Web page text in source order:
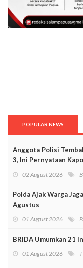
POPULAR NEWS
Anggota Polisi
3, Ini Pernyataan
02 August 2026
Polda Ajak Warga
Agustus
01 August 2026
BRIDA Umumkan 21
01 August 2026